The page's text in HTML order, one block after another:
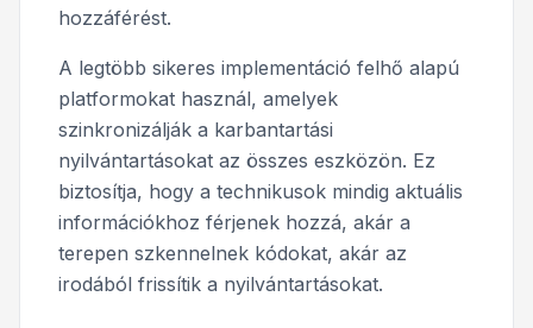
hozzáférést.
A legtöbb sikeres implementáció felhő alapú
platformokat használ, amelyek
szinkronizálják a karbantartási
nyilvántartásokat az összes eszközön. Ez
biztosítja, hogy a technikusok mindig aktuális
információkhoz férjenek hozzá, akár a
terepen szkennelnek kódokat, akár az
irodából frissítik a nyilvántartásokat.